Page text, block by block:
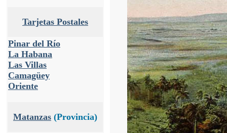
Tarjetas Postales
Pinar del Río
La Habana
Las Villas
Camagüey
Oriente
Matanzas (Provincia)